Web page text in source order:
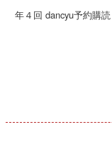
年４回 dancyu予約購読